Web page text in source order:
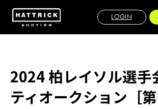
LOGIN
2024 柏レイソル選手
ティオークション［第